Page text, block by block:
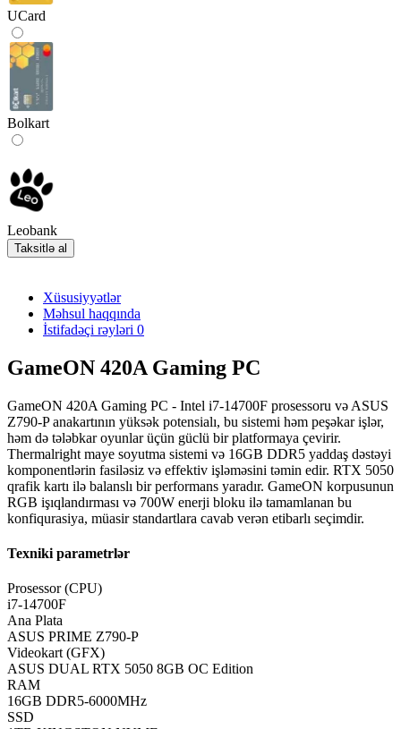
UCard
Bolkart
Leobank
Taksitlə al
Xüsusiyyətlər
Məhsul haqqında
İstifadəçi rəyləri 0
GameON 420A Gaming PC
GameON 420A Gaming PC - Intel i7-14700F prosessoru və ASUS
Z790-P anakartının yüksək potensialı, bu sistemi həm peşəkar işlər,
həm də tələbkar oyunlar üçün güclü bir platformaya çevirir.
Thermalright maye soyutma sistemi və 16GB DDR5 yaddaş dəstəyi
komponentlərin fasiləsiz və effektiv işləməsini təmin edir. RTX 5050
qrafik kartı ilə balanslı bir performans yaradır. GameON korpusunun
RGB işıqlandırması və 700W enerji bloku ilə tamamlanan bu
konfiqurasiya, müasir standartlara cavab verən etibarlı seçimdir.
Texniki parametrlər
Prosessor (CPU)
i7-14700F
Ana Plata
ASUS PRIME Z790-P
Videokart (GFX)
ASUS DUAL RTX 5050 8GB OC Edition
RAM
16GB DDR5-6000MHz
SSD